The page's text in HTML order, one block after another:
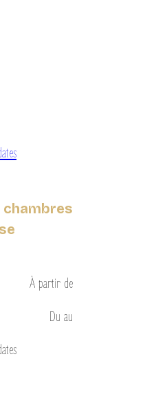
chambres
À partir de
Du au